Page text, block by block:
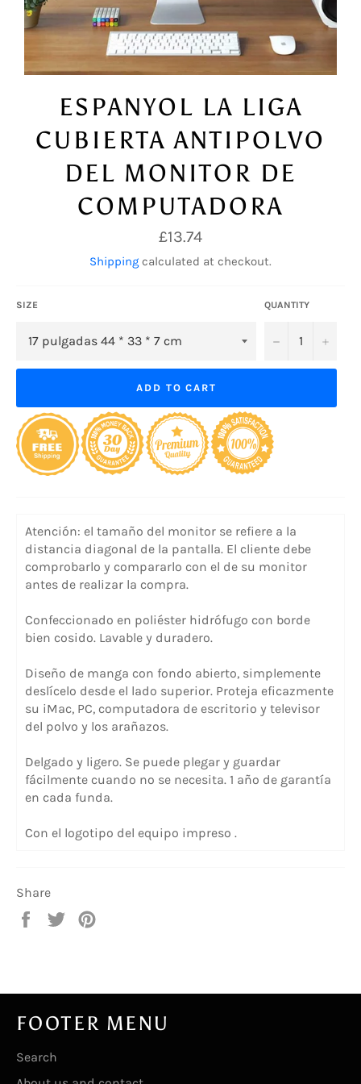
ESPANYOL LA LIGA
CUBIERTA ANTIPOLVO
DEL MONITOR DE
COMPUTADORA
Regular
price
£13.74
Shipping calculated at checkout.
SIZE QUANTITY
− +
ADD TO CART
Atención: el tamaño del monitor se refiere a la
distancia diagonal de la pantalla. El cliente debe
comprobarlo y compararlo con el de su monitor
antes de realizar la compra.
Confeccionado en poliéster hidrófugo con borde
bien cosido. Lavable y duradero.
Diseño de manga con fondo abierto, simplemente
deslícelo desde el lado superior. Proteja eficazmente
su iMac, PC, computadora de escritorio y televisor
del polvo y los arañazos.
Delgado y ligero. Se puede plegar y guardar
fácilmente cuando no se necesita. 1 año de garantía
en cada funda.
Con el logotipo del equipo impreso .
Share
Share
Tweet
FOOTER MENU
Search